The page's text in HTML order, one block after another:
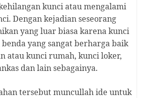
kunci atau mengalami
Dengan kejadian seseorang
yang luar biasa karena kunci
yang sangat berharga baik
atau kunci rumah, kunci loker,
dan lain sebagainya.
tersebut muncullah ide untuk